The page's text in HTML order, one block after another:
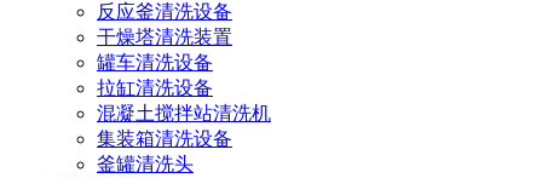
反应釜清洗设备
干燥塔清洗装置
罐车清洗设备
拉缸清洗设备
混凝土搅拌站清洗机
集装箱清洗设备
釜罐清洗头
定制喷嘴
喷雾干燥喷嘴
储能消防喷嘴